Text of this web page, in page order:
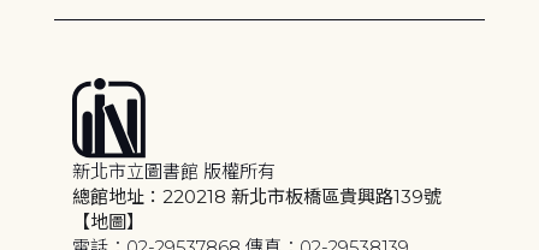
新北市立圖書館 版權所有
總館地址：220218 新北市板橋區貴興路139號
【地圖】